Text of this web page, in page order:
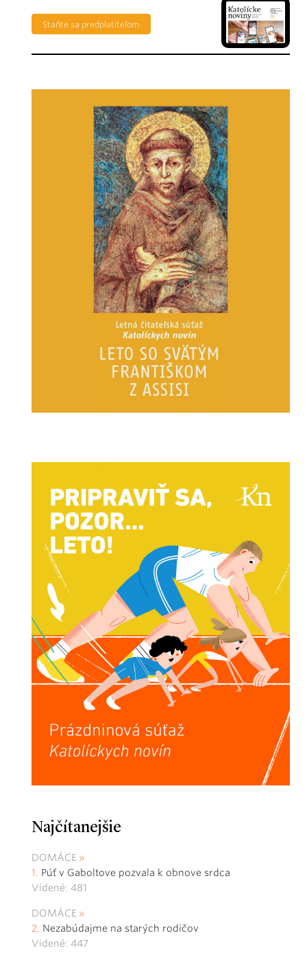
Staňte sa predplatiteľom
Najčítanejšie
DOMÁCE
Púť v Gaboltove pozvala k obnove srdca
Videné: 481
DOMÁCE
Nezabúdajme na starých rodičov
Videné: 447